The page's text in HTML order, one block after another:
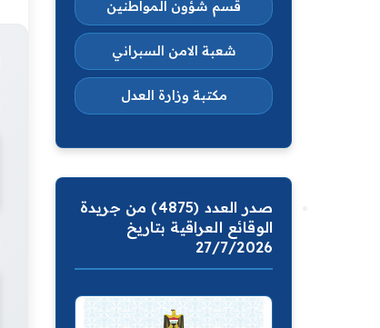
قسم شؤون المواطنين
شعبة الامن السبراني
مكتبة وزارة العدل
صدر العدد (4875) من جريدة
الوقائع العراقية بتاريخ
27/7/2026